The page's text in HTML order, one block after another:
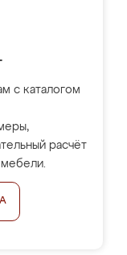
с каталогом
расчёт